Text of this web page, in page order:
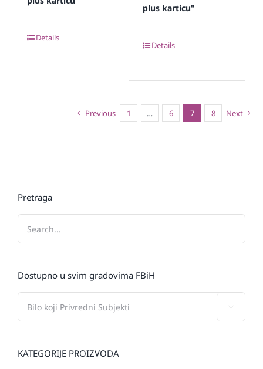
Details
plus karticu"
Details
Previous 1 … 6 7 8 Next
Pretraga
Dostupno u svim gradovima FBiH
KATEGORIJE PROIZVODA